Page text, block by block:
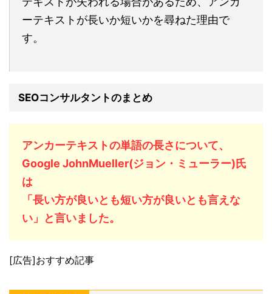
ーテキストが長いか短いかを尋ねた理由で
す。
SEOコンサルタントのまとめ
アンカーテキストの単語の長さについて、
Google JohnMueller(ジョン・ミューラー)氏
は
「長い方が良いとも短い方が良いとも言えな
い」と言いました。
[広告]おすすめ記事